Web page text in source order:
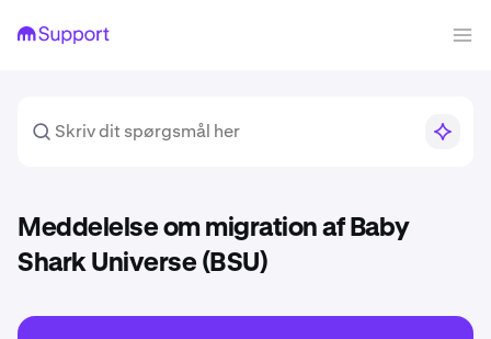
Meddelelse om migration af Baby
Shark Universe (BSU)